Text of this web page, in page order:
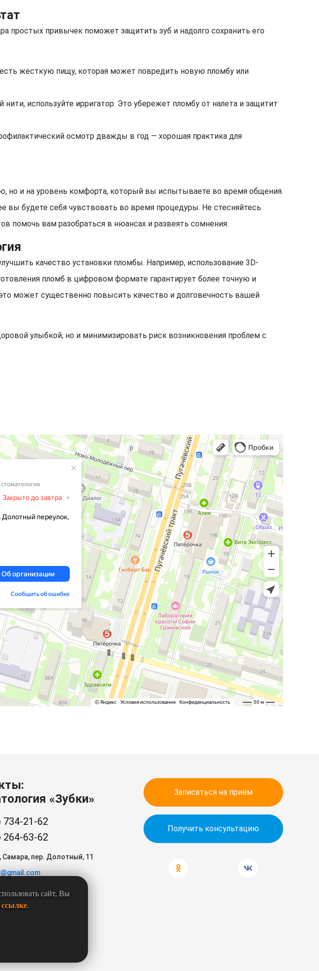
простых привычек поможет защитить зуб и надолго сохранить его
жесткую пищу, которая может повредить новую пломбу или
используйте ирригатор. Это убережет пломбу от налета и защитит
осмотр дважды в год — хорошая практика для
но и на уровень комфорта, который вы испытываете во время общения.
будете себя чувствовать во время процедуры. Не стесняйтесь
помочь вам разобраться в нюансах и развеять сомнения.
качество установки пломбы. Например, использование 3D-
пломб в цифровом формате гарантирует более точную и
может существенно повысить качество и долговечность вашей
улыбкой, но и минимизировать риск возникновения проблем с
«Зубки»
734-21-62
264-63-62
, Самара, пер. Долотный, 11
14:00
Записаться на приём
Получить консультацию
сайт, Вы
ссылке.